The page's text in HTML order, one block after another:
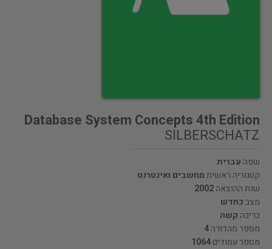
Database System Concepts 4th Edition
SILBERSCHATZ
שפה עברית
קטגוריה ראשיתמחשבים ואינטרנט
שנת ההוצאה2002
מצבכחדש
כריכה קשה
מספר מהדורה4
מספר עמודים1064